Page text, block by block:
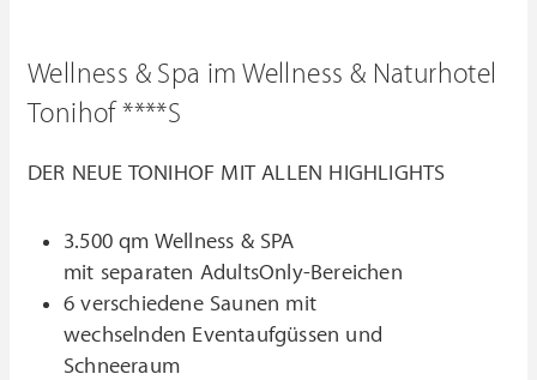
Wellness & Spa im Wellness & Naturhotel
Tonihof ****S
DER NEUE TONIHOF MIT ALLEN HIGHLIGHTS
3.500 qm Wellness & SPA
mit separaten AdultsOnly-Bereichen
6 verschiedene Saunen mit
wechselnden Eventaufgüssen und
Schneeraum